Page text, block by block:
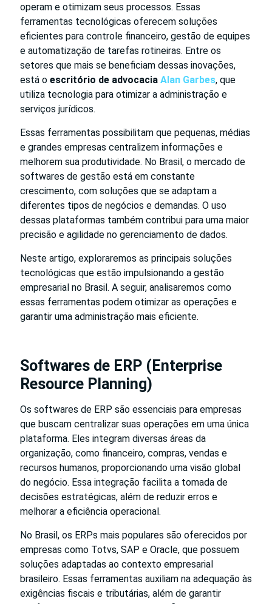
operam e otimizam seus processos. Essas
ferramentas tecnológicas oferecem soluções
eficientes para controle financeiro, gestão de equipes
e automatização de tarefas rotineiras. Entre os
setores que mais se beneficiam dessas inovações,
está o escritório de advocacia Alan Garbes, que
utiliza tecnologia para otimizar a administração e
serviços jurídicos.
Essas ferramentas possibilitam que pequenas, médias
e grandes empresas centralizem informações e
melhorem sua produtividade. No Brasil, o mercado de
softwares de gestão está em constante
crescimento, com soluções que se adaptam a
diferentes tipos de negócios e demandas. O uso
dessas plataformas também contribui para uma maior
precisão e agilidade no gerenciamento de dados.
Neste artigo, exploraremos as principais soluções
tecnológicas que estão impulsionando a gestão
empresarial no Brasil. A seguir, analisaremos como
essas ferramentas podem otimizar as operações e
garantir uma administração mais eficiente.
Softwares de ERP (Enterprise
Resource Planning)
Os softwares de ERP são essenciais para empresas
que buscam centralizar suas operações em uma única
plataforma. Eles integram diversas áreas da
organização, como financeiro, compras, vendas e
recursos humanos, proporcionando uma visão global
do negócio. Essa integração facilita a tomada de
decisões estratégicas, além de reduzir erros e
melhorar a eficiência operacional.
No Brasil, os ERPs mais populares são oferecidos por
empresas como Totvs, SAP e Oracle, que possuem
soluções adaptadas ao contexto empresarial
brasileiro. Essas ferramentas auxiliam na adequação às
exigências fiscais e tributárias, além de garantir